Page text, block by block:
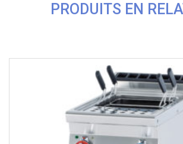
PRODUITS EN